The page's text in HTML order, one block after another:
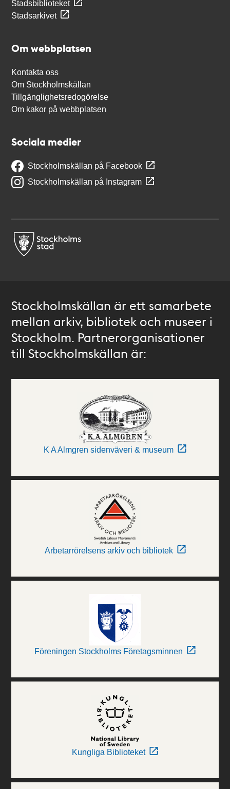
Stadsbiblioteket
Stadsarkivet
Om webbplatsen
Kontakta oss
Om Stockholmskällan
Tillgänglighetsredogörelse
Om kakor på webbplatsen
Sociala medier
Stockholmskällan på Facebook
Stockholmskällan på Instagram
Stockholmskällan är ett samarbete
mellan arkiv, bibliotek och museer i
Stockholm. Partnerorganisationer
till Stockholmskällan är:
K A Almgren sidenväveri & museum
Arbetarrörelsens arkiv och bibliotek
Föreningen Stockholms Företagsminnen
Kungliga Biblioteket